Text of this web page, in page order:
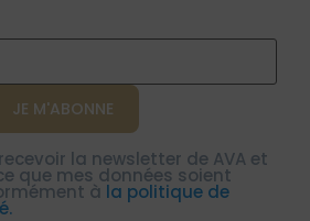
la newsletter de AVA et
que mes données soient
à la politique de